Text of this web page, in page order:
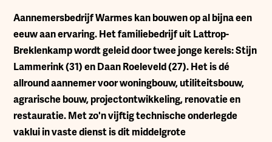
Aannemersbedrijf Warmes kan bouwen op al bijna een
eeuw aan ervaring. Het familiebedrijf uit Lattrop-
Breklenkamp wordt geleid door twee jonge kerels: Stijn
Lammerink (31) en Daan Roeleveld (27). Het is dé
allround aannemer voor woningbouw, utiliteitsbouw,
agrarische bouw, projectontwikkeling, renovatie en
restauratie. Met zo'n vijftig technische onderlegde
vaklui in vaste dienst is dit middelgrote